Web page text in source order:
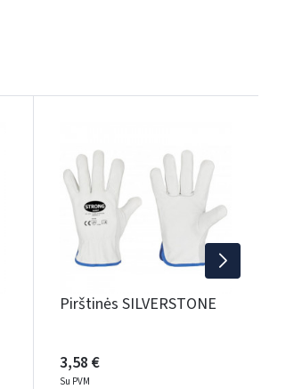
Pirštinės SILVERSTONE
3,58 €
Su PVM